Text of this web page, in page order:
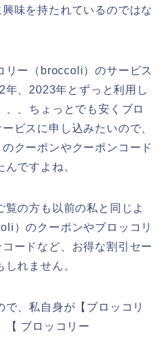
味を持たれているのではな
リー（broccoli）のサービス
、2023年とずっと利用し
、ちょっとでも安くブロ
ビスに申し込みたいので、
クーポンやクーポンコード
ですよね。
の方も以前の私と同じよ
）のクーポンやブロッコリ
ードなど、お得な割引セー
れません。
、私自身が【ブロッコリ
【 ブロッコリー